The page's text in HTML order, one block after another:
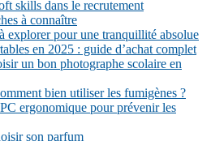
skills dans le recrutement
à connaître
explorer pour une tranquillité absolue
en 2025 : guide d’achat complet
un bon photographe scolaire en
bien utiliser les fumigènes ?
ergonomique pour prévenir les
son parfum